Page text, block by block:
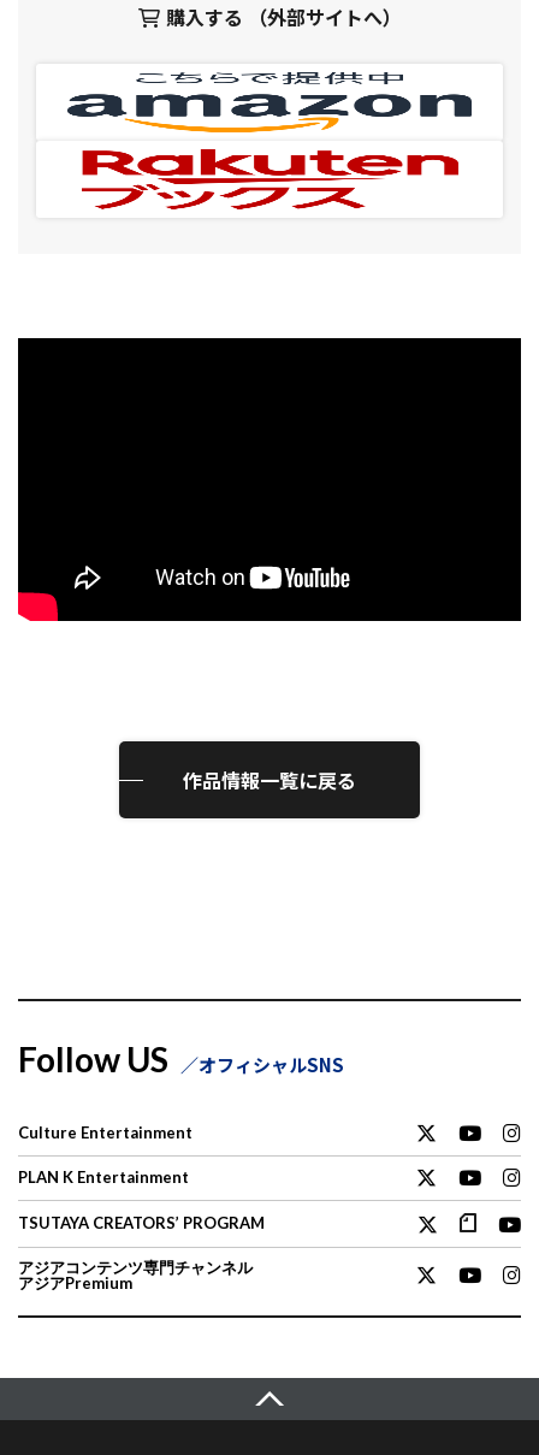
購入する （外部サイトへ）
作品情報一覧に戻る
Follow US オフィシャルSNS
Culture Entertainment
PLAN K Entertainment
TSUTAYA CREATORS’ PROGRAM
アジアコンテンツ専門チャンネル
アジアPremium